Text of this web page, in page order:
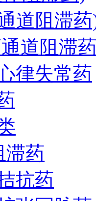
道阻滞
道阻滞
律失常药
滞药
抗药